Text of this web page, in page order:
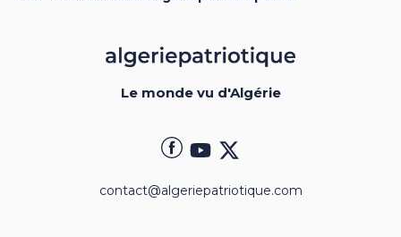
Le monde vu d'Algérie
contact@algeriepatriotique.com